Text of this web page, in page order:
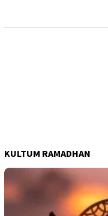
KULTUM RAMADHAN